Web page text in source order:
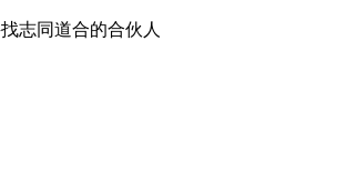
志同道合的合伙人